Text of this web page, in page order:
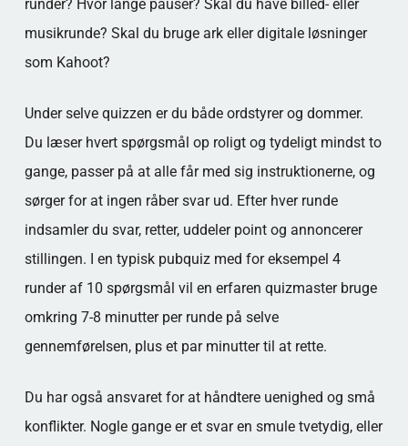
runder? Hvor lange pauser? Skal du have billed- eller
musikrunde? Skal du bruge ark eller digitale løsninger
som Kahoot?
Under selve quizzen er du både ordstyrer og dommer.
Du læser hvert spørgsmål op roligt og tydeligt mindst to
gange, passer på at alle får med sig instruktionerne, og
sørger for at ingen råber svar ud. Efter hver runde
indsamler du svar, retter, uddeler point og annoncerer
stillingen. I en typisk pubquiz med for eksempel 4
runder af 10 spørgsmål vil en erfaren quizmaster bruge
omkring 7-8 minutter per runde på selve
gennemførelsen, plus et par minutter til at rette.
Du har også ansvaret for at håndtere uenighed og små
konflikter. Nogle gange er et svar en smule tvetydig, eller